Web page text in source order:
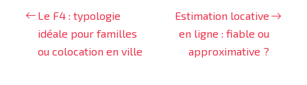
Le F4 : typologie
idéale pour familles
ou colocation en ville
Estimation locative
en ligne : fiable ou
approximative ?